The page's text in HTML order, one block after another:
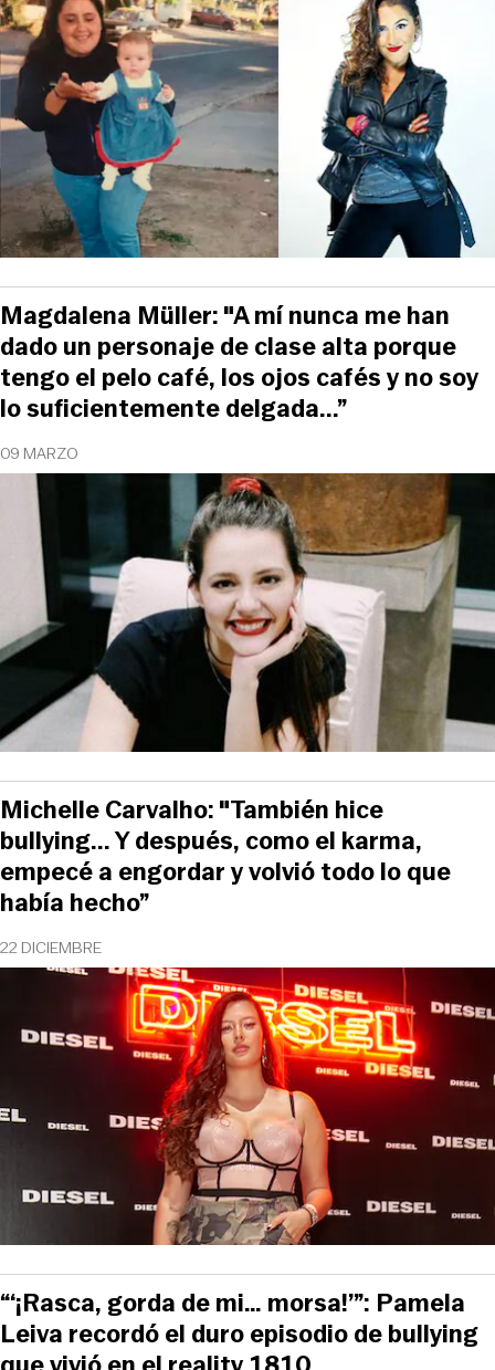
09 MARZO
Magdalena Müller: "A mí nunca me han
dado un personaje de clase alta porque
tengo el pelo café, los ojos cafés y no soy
lo suficientemente delgada...”
22 DICIEMBRE
Michelle Carvalho: "También hice
bullying... Y después, como el karma,
empecé a engordar y volvió todo lo que
había hecho”
“‘¡Rasca, gorda de mi… morsa!’”: Pamela
Leiva recordó el duro episodio de bullying